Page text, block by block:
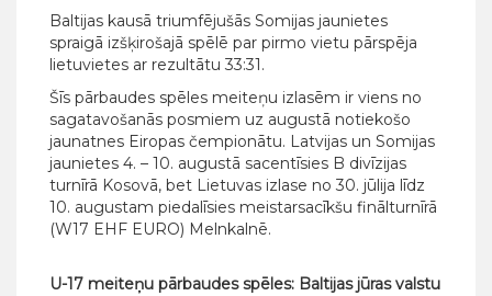
Baltijas kausā triumfējušās Somijas jaunietes
spraigā izšķirošajā spēlē par pirmo vietu pārspēja
lietuvietes ar rezultātu 33:31.
Šīs pārbaudes spēles meiteņu izlasēm ir viens no
sagatavošanās posmiem uz augustā notiekošo
jaunatnes Eiropas čempionātu. Latvijas un Somijas
jaunietes 4. – 10. augustā sacentīsies B divīzijas
turnīrā Kosovā, bet Lietuvas izlase no 30. jūlija līdz
10. augustam piedalīsies meistarsacīkšu finālturnīrā
(W17 EHF EURO) Melnkalnē.
U-17 meiteņu pārbaudes spēles: Baltijas jūras valstu